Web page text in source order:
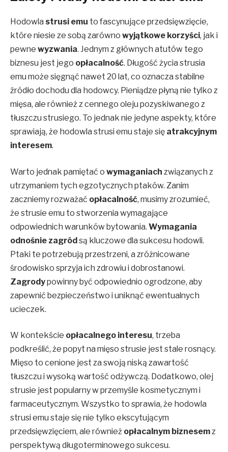
Hodowla strusi emu to fascynujące przedsięwzięcie,
które niesie ze sobą zarówno wyjątkowe korzyści, jak i
pewne wyzwania. Jednym z głównych atutów tego
biznesu jest jego opłacalność. Długość życia strusia
emu może sięgnąć nawet 20 lat, co oznacza stabilne
źródło dochodu dla hodowcy. Pieniądze płyną nie tylko z
mięsa, ale również z cennego oleju pozyskiwanego z
tłuszczu strusiego. To jednak nie jedyne aspekty, które
sprawiają, że hodowla strusi emu staje się atrakcyjnym
interesem.
Warto jednak pamiętać o wymaganiach związanych z
utrzymaniem tych egzotycznych ptaków. Zanim
zaczniemy rozważać opłacalność, musimy zrozumieć,
że strusie emu to stworzenia wymagające
odpowiednich warunków bytowania. Wymagania
odnośnie zagródsą kluczowe dla sukcesu hodowli.
Ptaki te potrzebują przestrzeni, a zróżnicowane
środowisko sprzyja ich zdrowiu i dobrostanowi.
Zagrodypowinny być odpowiednio ogrodzone, aby
zapewnić bezpieczeństwo i uniknąć ewentualnych
ucieczek.
W kontekście opłacalnego interesu, trzeba
podkreślić, że popyt na mięso strusie jest stale rosnący.
Mięso to cenione jest za swoją niską zawartość
tłuszczu i wysoką wartość odżywczą. Dodatkowo, olej
strusie jest popularny w przemyśle kosmetycznym i
farmaceutycznym. Wszystko to sprawia, że hodowla
strusi emu staje się nie tylko ekscytującym
przedsięwzięciem, ale również opłacalnym biznesemz
perspektywą długoterminowego sukcesu.